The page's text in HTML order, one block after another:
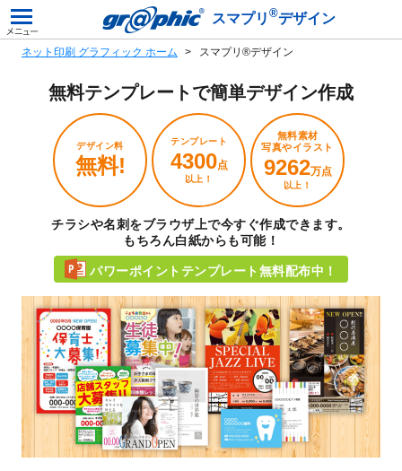
スマプリ ®デザイン
ネット印刷 グラフィック ホーム スマプリ®デザイン
無料テンプレートで簡単デザイン作成
デザイン料
無料!
テンプレート
4300点
以上！
無料素材
写真やイラスト
9262万点
以上！
チラシや名刺をブラウザ上で今すぐ作成できます。
もちろん白紙からも可能！
パワーポイントテンプレート無料配布中！